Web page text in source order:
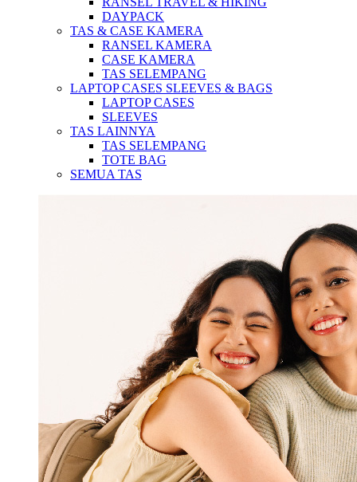
DAYPACK
TAS & CASE KAMERA
RANSEL KAMERA
CASE KAMERA
TAS SELEMPANG
LAPTOP CASES SLEEVES & BAGS
LAPTOP CASES
SLEEVES
TAS LAINNYA
TAS SELEMPANG
TOTE BAG
SEMUA TAS